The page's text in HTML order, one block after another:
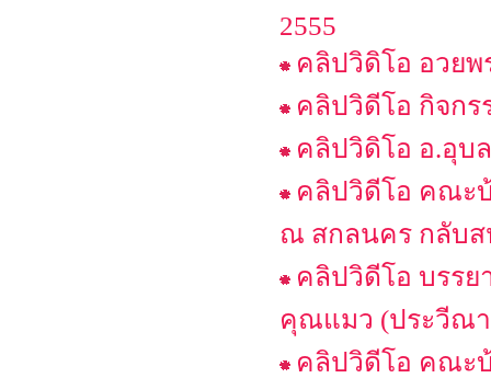
2555
คลิปวิดิโอ อวยพ
คลิปวิดีโอ กิจกร
คลิปวิดิโอ อ.อุบ
คลิปวิดีโอ คณะ
ณ สกลนคร กลับส
คลิปวิดีโอ บรร
คุณแมว (ประวีณ
คลิปวิดีโอ คณะ